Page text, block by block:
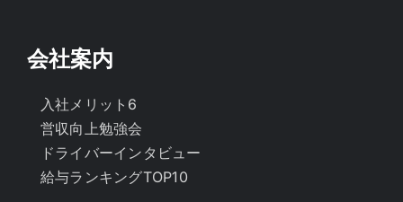
会社案内
入社メリット6
営収向上勉強会
ドライバーインタビュー
給与ランキングTOP10